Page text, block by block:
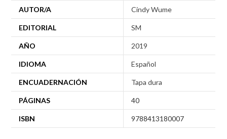
AUTOR/A Cindy Wume
EDITORIAL SM
AÑO 2019
IDIOMA Español
ENCUADERNACIÓN Tapa dura
PÁGINAS 40
ISBN 9788413180007